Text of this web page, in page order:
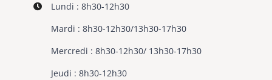
Lundi : 8h30-12h30
Mardi : 8h30-12h30/13h30-17h30
Mercredi : 8h30-12h30/ 13h30-17h30
Jeudi : 8h30-12h30